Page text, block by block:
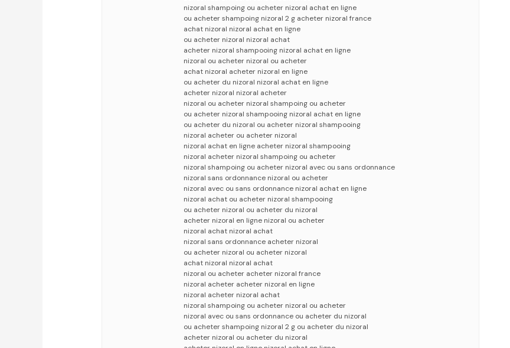
nizoral shampoing ou acheter nizoral achat en ligne
ou acheter shampoing nizoral 2 g acheter nizoral france
achat nizoral nizoral achat en ligne
ou acheter nizoral nizoral achat
acheter nizoral shampooing nizoral achat en ligne
nizoral ou acheter nizoral ou acheter
achat nizoral acheter nizoral en ligne
ou acheter du nizoral nizoral achat en ligne
acheter nizoral nizoral acheter
nizoral ou acheter nizoral shampoing ou acheter
ou acheter nizoral shampooing nizoral achat en ligne
ou acheter du nizoral ou acheter nizoral shampooing
nizoral acheter ou acheter nizoral
nizoral achat en ligne acheter nizoral shampooing
nizoral acheter nizoral shampoing ou acheter
nizoral shampoing ou acheter nizoral avec ou sans ordonnance
nizoral sans ordonnance nizoral ou acheter
nizoral avec ou sans ordonnance nizoral achat en ligne
nizoral achat ou acheter nizoral shampooing
ou acheter nizoral ou acheter du nizoral
acheter nizoral en ligne nizoral ou acheter
nizoral achat nizoral achat
nizoral sans ordonnance acheter nizoral
ou acheter nizoral ou acheter nizoral
achat nizoral nizoral achat
nizoral ou acheter acheter nizoral france
nizoral acheter acheter nizoral en ligne
nizoral acheter nizoral achat
nizoral shampoing ou acheter nizoral ou acheter
nizoral avec ou sans ordonnance ou acheter du nizoral
ou acheter shampoing nizoral 2 g ou acheter du nizoral
acheter nizoral ou acheter du nizoral